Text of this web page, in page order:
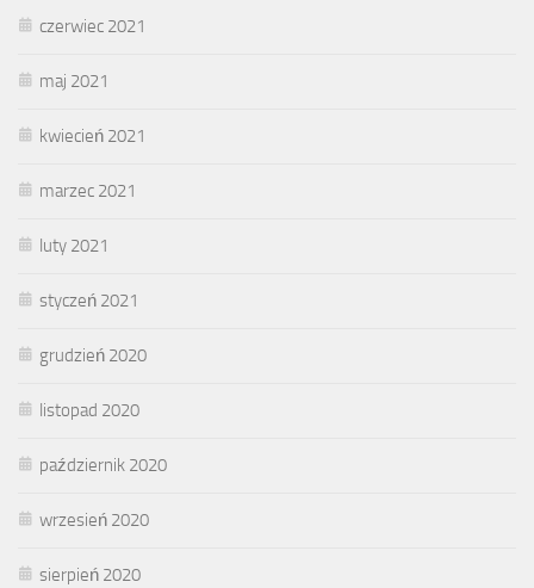
czerwiec 2021
maj 2021
kwiecień 2021
marzec 2021
luty 2021
styczeń 2021
grudzień 2020
listopad 2020
październik 2020
wrzesień 2020
sierpień 2020